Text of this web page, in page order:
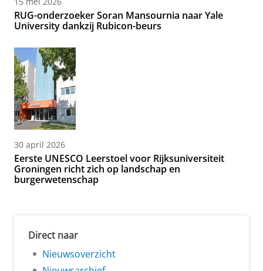
RUG-onderzoeker Soran Mansournia naar Yale
University dankzij Rubicon-beurs
30 april 2026
Eerste UNESCO Leerstoel voor Rijksuniversiteit
Groningen richt zich op landschap en
burgerwetenschap
Direct naar
Nieuwsoverzicht